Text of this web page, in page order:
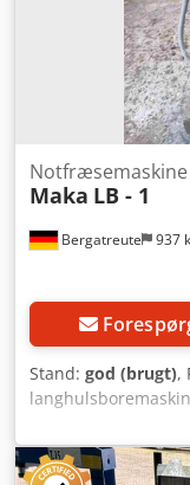
Bergatreute 937
Notfræsemaskine
Maka LB - 1
Stand: god (brugt),
justeres i vinkel
med længdeanslag
serieboringer med